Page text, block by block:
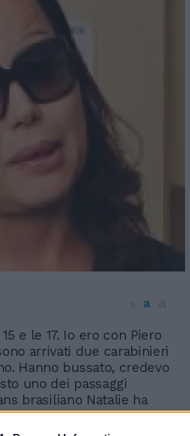
a
e le 17. Io ero con Piero
arrivati due carabinieri
Hanno bussato, credevo
uno dei passaggi
brasiliano Natalie ha
sul ricatto all'ex
Natalie spiega che si